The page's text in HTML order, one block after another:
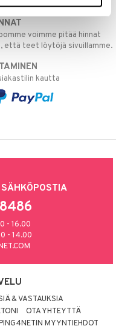
voimme pitää hinnat
että teet löytöjä sivuillamme.
kautta
- 16.00
- 14.00
& VASTAUKSIA
OTA YHTEYTTÄ
MYYNTIEHDOT